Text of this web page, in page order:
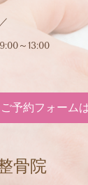
～13:00
予約フォーム
骨院